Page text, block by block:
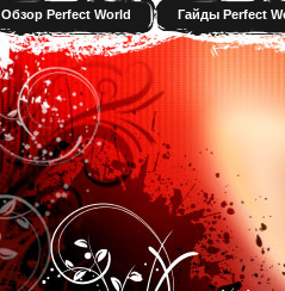
Обзор Perfect World Гайды Perfect